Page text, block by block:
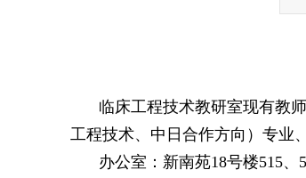
临床工程技术教研室现有教师
工程技术、中日合作方向）专业
办公室：新南苑18号楼515、